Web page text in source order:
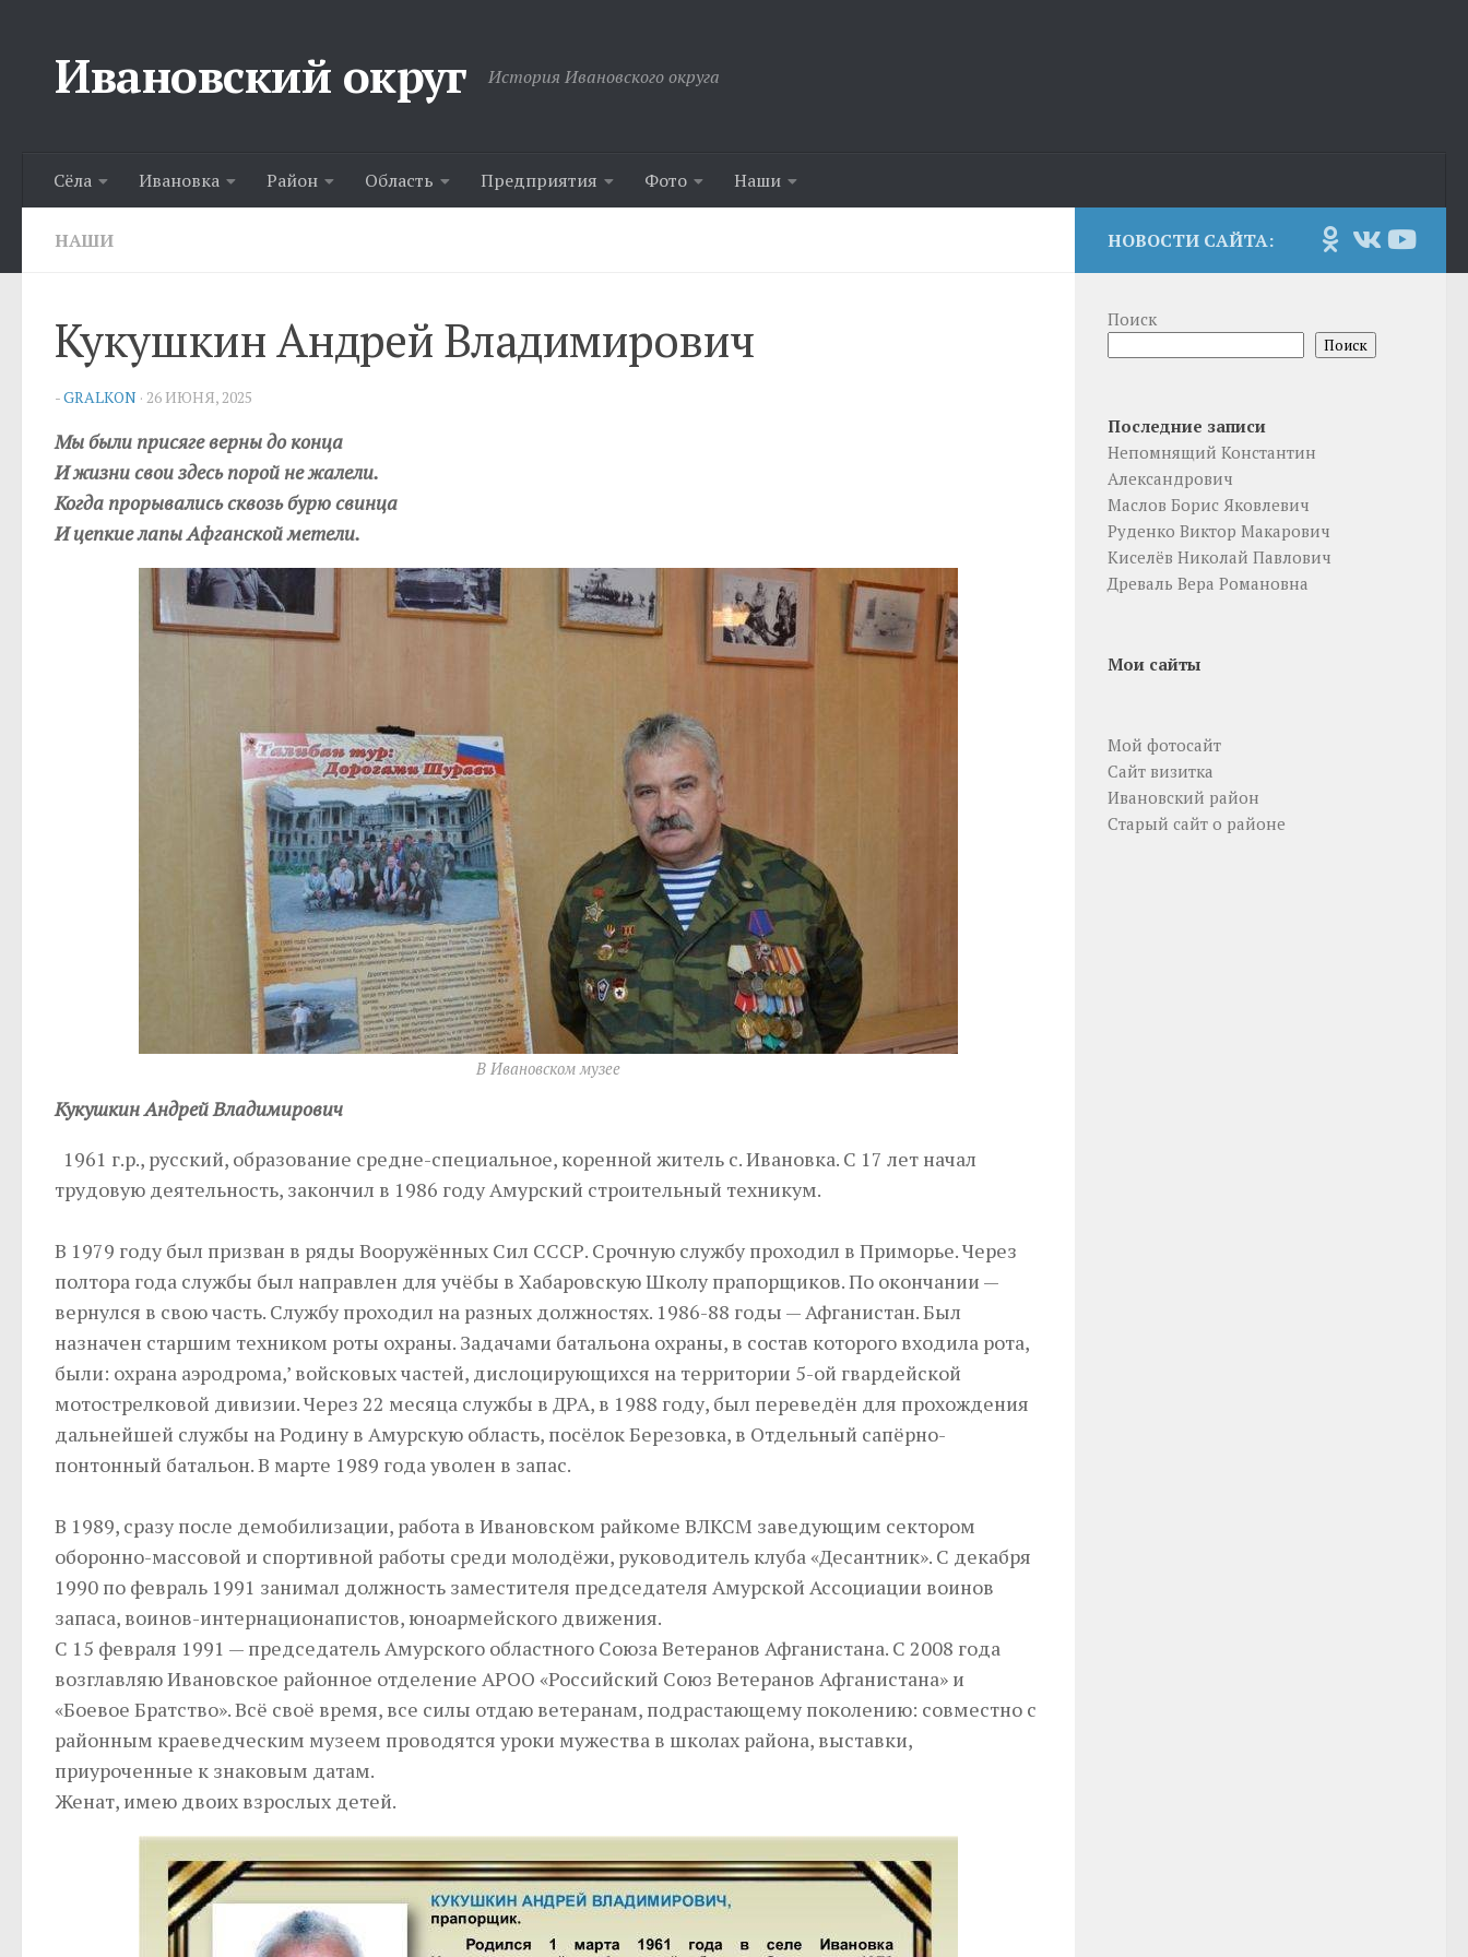
Ивановский округ История Ивановского округа
Сёла Ивановка Район Область Предприятия Фото Наши
НАШИ
Кукушкин Андрей Владимирович
-GRALKON · 26 ИЮНЯ, 2025
Мы были присяге верны до конца
И жизни свои здесь порой не жалели.
Когда прорывались сквозь бурю свинца
И цепкие лапы Афганской метели.
В Ивановском музее
Кукушкин Андрей Владимирович
1961 г.р., русский, образование средне-специальное, коренной житель с. Ивановка. С 17 лет начал
трудовую деятельность, закончил в 1986 году Амурский строительный техникум.
В 1979 году был призван в ряды Вооружённых Сил СССР. Срочную службу проходил в Приморье. Через
полтора года службы был направлен для учёбы в Хабаровскую Школу прапорщиков. По окончании —
вернулся в свою часть. Службу проходил на разных должностях. 1986-88 годы — Афганистан. Был
назначен старшим техником роты охраны. Задачами батальона охраны, в состав которого входила рота,
были: охрана аэродрома,’ войсковых частей, дислоцирующихся на территории 5-ой гвардейской
мотострелковой дивизии. Через 22 месяца службы в ДРА, в 1988 году, был переведён для прохождения
дальнейшей службы на Родину в Амурскую область, посёлок Березовка, в Отдельный сапёрно-
понтонный батальон. В марте 1989 года уволен в запас.
В 1989, сразу после демобилизации, работа в Ивановском райкоме ВЛКСМ заведующим сектором
оборонно-массовой и спортивной работы среди молодёжи, руководитель клуба «Десантник». С декабря
1990 по февраль 1991 занимал должность заместителя председателя Амурской Ассоциации воинов
запаса, воинов-интернационапистов, юноармейского движения.
С 15 февраля 1991 — председатель Амурского областного Союза Ветеранов Афганистана. С 2008 года
возглавляю Ивановское районное отделение АРОО «Российский Союз Ветеранов Афганистана» и
«Боевое Братство». Всё своё время, все силы отдаю ветеранам, подрастающему поколению: совместно с
районным краеведческим музеем проводятся уроки мужества в школах района, выставки,
приуроченные к знаковым датам.
Женат, имею двоих взрослых детей.
НОВОСТИ САЙТА:
Поиск
Поиск
Последние записи
Непомнящий Константин
Александрович
Маслов Борис Яковлевич
Руденко Виктор Макарович
Киселёв Николай Павлович
Древаль Вера Романовна
Мои сайты
Мой фотосайт
Сайт визитка
Ивановский район
Старый сайт о районе